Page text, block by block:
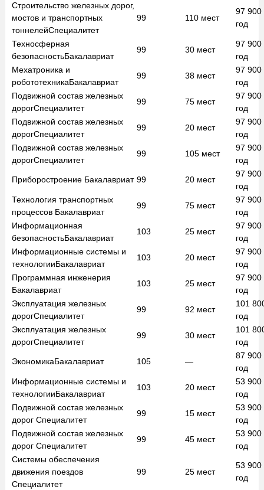
Строительство железных дорог,
мостов и транспортных
тоннелейСпециалитет
99 110 мест
97 900
год
Техносферная
безопасностьБакалавриат
99 30 мест
97 900
год
Мехатроника и
робототехникаБакалавриат
99 38 мест
97 900
год
Подвижной состав железных
дорогСпециалитет
99 75 мест
97 900
год
Подвижной состав железных
дорогСпециалитет
99 20 мест
97 900
год
Подвижной состав железных
дорогСпециалитет
99 105 мест
97 900
год
Приборостроение Бакалавриат 99 20 мест
97 900
год
Технология транспортных
процессов Бакалавриат
99 75 мест
97 900
год
Информационная
безопасностьБакалавриат
103 25 мест
97 900
год
Информационные системы и
технологииБакалавриат
103 20 мест
97 900
год
Программная инженерия
Бакалавриат
103 25 мест
97 900
год
Эксплуатация железных
дорогСпециалитет
99 92 мест
101
год
Эксплуатация железных
дорогСпециалитет
99 30 мест
101
год
ЭкономикаБакалавриат 105 —
87 900
год
Информационные системы и
технологииБакалавриат
103 20 мест
53 900
год
Подвижной состав железных
дорог Специалитет
99 15 мест
53 900
год
Подвижной состав железных
дорог Специалитет
99 45 мест
53 900
год
Системы обеспечения
движения поездов
Специалитет
99 25 мест
53 900
год